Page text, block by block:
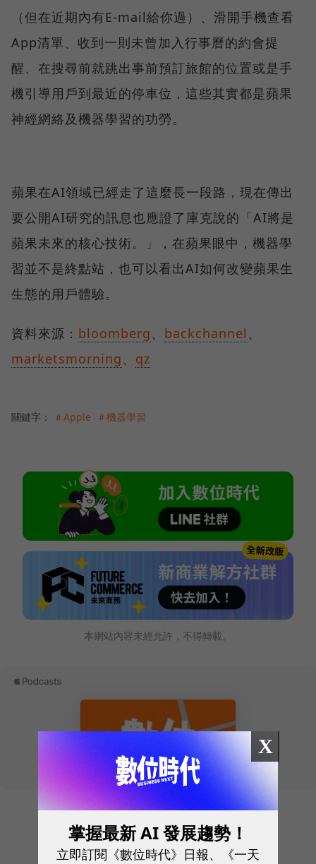
（但在近期內有E-mail給你過）、滑開手機查看
App清單、收到一則未曾加入行事曆的約會提
醒、在搜尋前就跳出事前預訂旅館的位置或是手
機引導用戶到最近的停車位，這些其實都是蘋果
神經網絡及機器學習的功勞。
蘋果在AI領域已經走了這麼長一段路，現在傳出
要公開AI研究的訊息也應證了庫克說的「AI將是
蘋果未來的核心技術。」，在蘋果眼中，機器學
習並不是終點站，也可以看出AI如何改變蘋果生
生態的用戶體驗。
資料來源： bloomberg、 backchannel 、
marketsmorning、 qz
關鍵字： ＃Apple ＃機器學習
本網站內容未經允許，不得轉載。
往下滑看下一篇文章
X
掌握最新 AI 發展趨勢！
立即訂閱《數位時代》日報、《一天